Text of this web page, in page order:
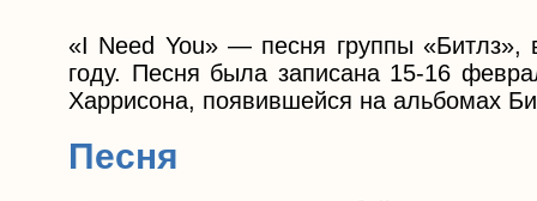
«I Need You» — песня группы
году. Песня была записана 15-16
Харрисона, появившейся на альбомах
Песня